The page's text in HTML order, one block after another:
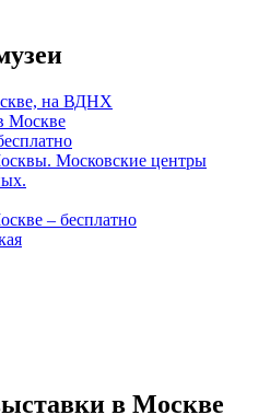
на ВДНХ
Москве
Московские центры
– бесплатно
в Москве